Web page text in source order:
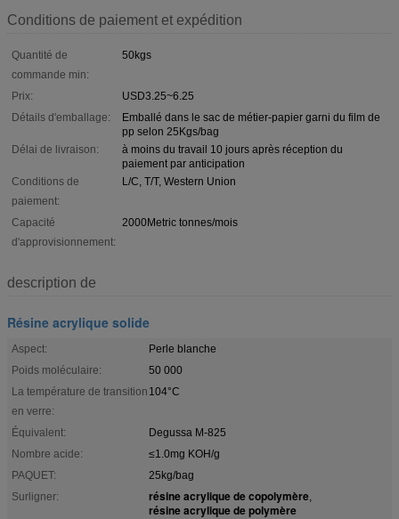
Conditions de paiement et expédition
Quantité de
commande min:
50kgs
Prix:
USD3.25~6.25
Détails d'emballage:
Emballé dans le sac de métier-papier garni du film de
pp selon 25Kgs/bag
Délai de livraison:
à moins du travail 10 jours après réception du
paiement par anticipation
Conditions de
paiement:
L/C, T/T, Western Union
Capacité
d'approvisionnement:
2000Metric tonnes/mois
description de
Résine acrylique solide
Aspect:
Perle blanche
Poids moléculaire:
50 000
La température de transition
en verre:
104°C
Équivalent:
Degussa M-825
Nombre acide:
≤1.0mg KOH/g
PAQUET:
25kg/bag
Surligner:
résine acrylique de copolymère,
résine acrylique de polymère